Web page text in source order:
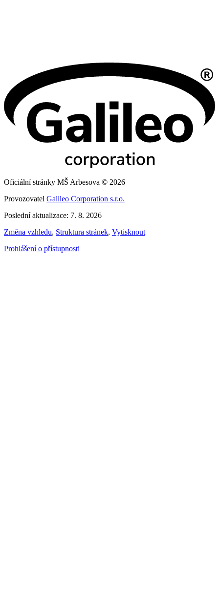
Oficiální stránky MŠ Arbesova © 2026
Provozovatel Galileo Corporation s.r.o.
Poslední aktualizace: 7. 8. 2026
Změna vzhledu, Struktura stránek, Vytisknout
Prohlášení o přístupnosti